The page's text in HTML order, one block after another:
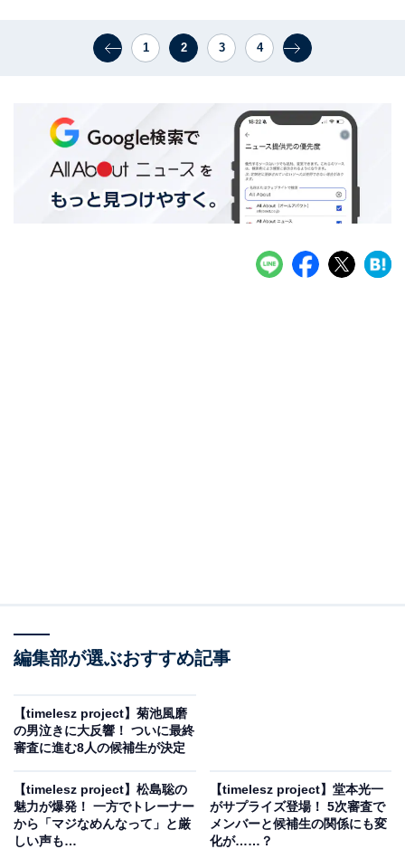
1 2 3 4
編集部が選ぶおすすめ記事
【timelesz project】菊池風磨
の男泣きに大反響！ ついに最終
審査に進む8人の候補生が決定
【timelesz project】松島聡の
魅力が爆発！ 一方でトレーナー
から「マジなめんなって」と厳
しい声も…
【timelesz project】堂本光一
がサプライズ登場！ 5次審査で
メンバーと候補生の関係にも変
化が……？